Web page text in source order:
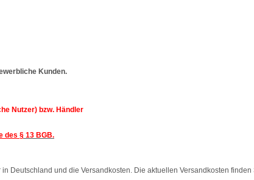
Kunden.
Nutzer) bzw. Händler
des § 13 BGB.
Deutschland und die Versandkosten. Die aktuellen Versandkosten finden